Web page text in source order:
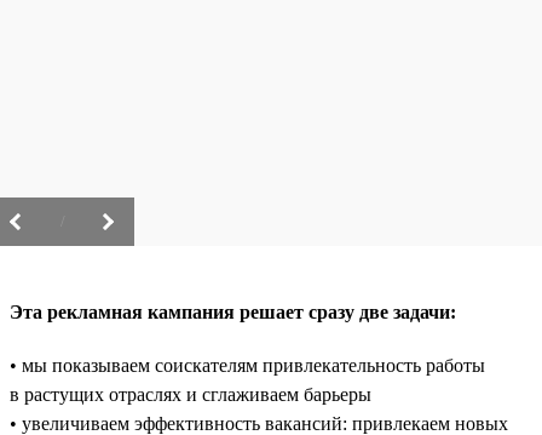
Эта рекламная кампания решает сразу две задачи:
• мы показываем соискателям привлекательность работы
в растущих отраслях и сглаживаем барьеры
• увеличиваем эффективность вакансий: привлекаем новых